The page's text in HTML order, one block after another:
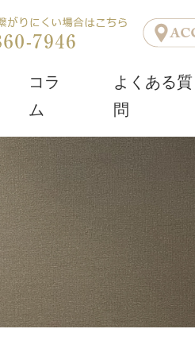
コラ
ム
よくある質
問